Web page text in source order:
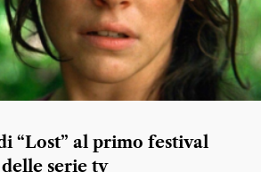
“Lost” al primo festival
serie tv